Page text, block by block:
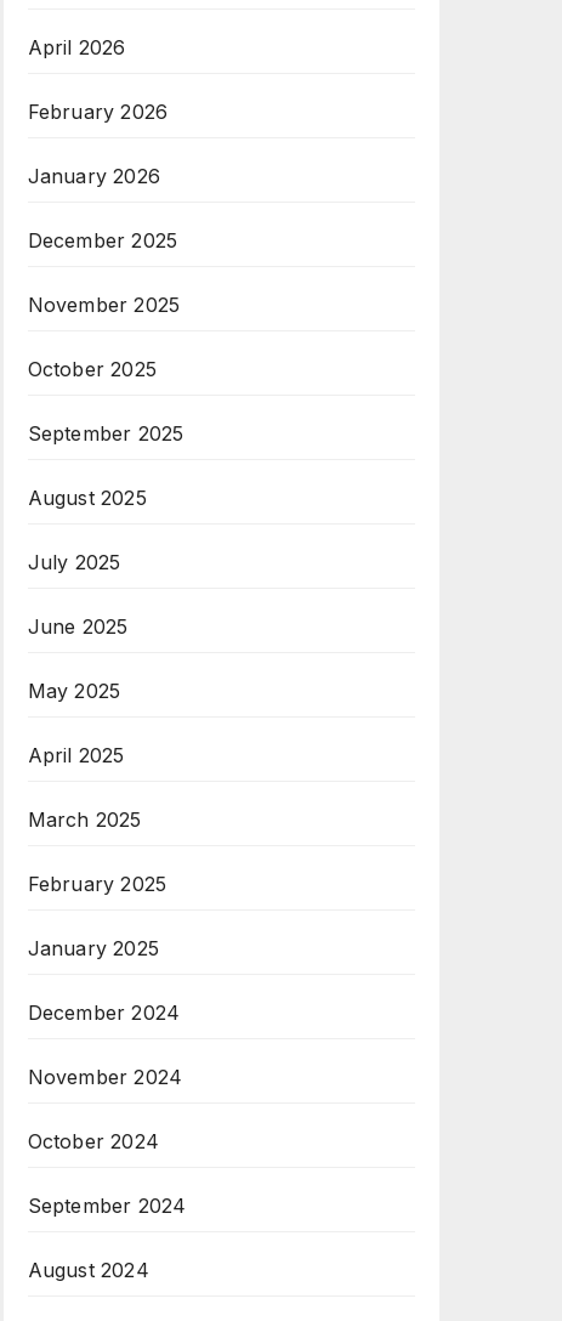
April 2026
February 2026
January 2026
December 2025
November 2025
October 2025
September 2025
August 2025
July 2025
June 2025
May 2025
April 2025
March 2025
February 2025
January 2025
December 2024
November 2024
October 2024
September 2024
August 2024